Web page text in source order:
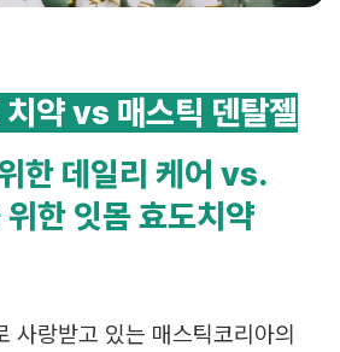
약 vs 매스틱 덴탈젤
한 데일리 케어 vs.
한 잇몸 효도치약
사랑받고 있는 매스틱코리아의